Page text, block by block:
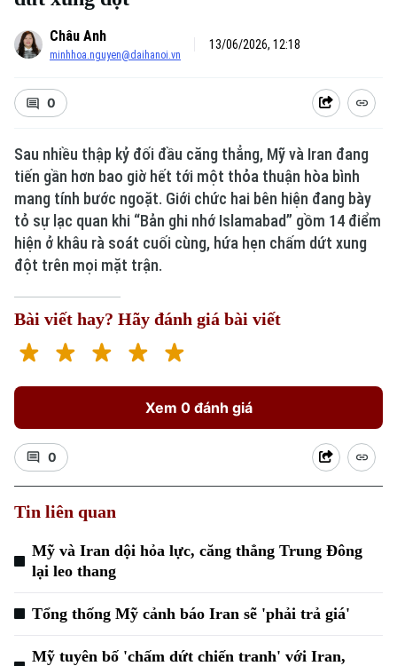
Xu hướng
Châu Anh
minhhoa.nguyen@daihanoi.vn
13/06/2026, 12:18
0
Sau nhiều thập kỷ đối đầu căng thẳng, Mỹ và Iran đang
tiến gần hơn bao giờ hết tới một thỏa thuận hòa bình
mang tính bước ngoặt. Giới chức hai bên hiện đang bày
tỏ sự lạc quan khi “Bản ghi nhớ Islamabad” gồm 14 điểm
hiện ở khâu rà soát cuối cùng, hứa hẹn chấm dứt xung
đột trên mọi mặt trận.
Bài viết hay? Hãy đánh giá bài viết
Xem 0 đánh giá
0
Tin liên quan
Mỹ và Iran dội hỏa lực, căng thẳng Trung Đông
lại leo thang
Tổng thống Mỹ cảnh báo Iran sẽ 'phải trả giá'
Mỹ tuyên bố 'chấm dứt chiến tranh' với Iran,